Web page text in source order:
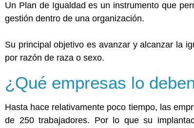
Un Plan de Igualdad es un instrumento que
gestión dentro de una organización.
Su principal objetivo es avanzar y alcanzar la
por razón de raza o sexo.
¿Qué empresas lo
Hasta hace relativamente poco tiempo, las
de 250 trabajadores. Por lo que su